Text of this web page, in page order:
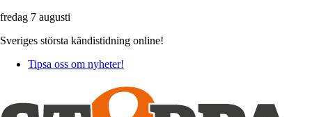
fredag 7 augusti
Sveriges största kändistidning online!
Tipsa oss om nyheter!